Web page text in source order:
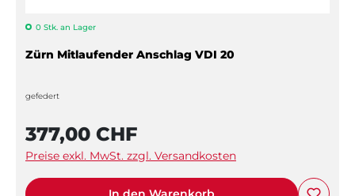
0 Stk. an Lager
Zürn Mitlaufender Anschlag VDI 20
gefedert
377,00 CHF
Preise exkl. MwSt. zzgl. Versandkosten